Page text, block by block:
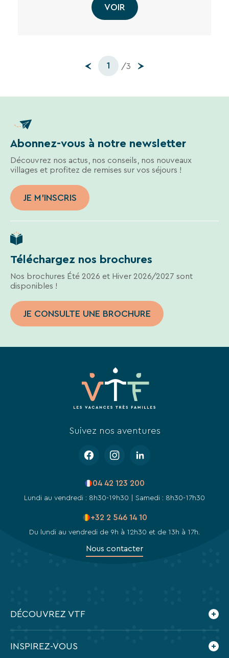
VOIR
1 /3
Abonnez-vous à notre newsletter
Découvrez nos actus, nos conseils, nos nouveaux
villages et profitez de remises sur vos séjours !
JE M'INSCRIS
Téléchargez nos brochures
Nos brochures Été 2026 et Hiver 2026/2027 sont
disponibles !
JE CONSULTE UNE BROCHURE
Suivez nos aventures
04 42 123 200
Lundi au vendredi : 8h30-19h30 | Samedi : 8h30-17h30
+32 2 546 14 10
Du lundi au vendredi de 9h à 12h30 et de 13h à 17h.
Nous contacter
DÉCOUVREZ VTF
INSPIREZ-VOUS